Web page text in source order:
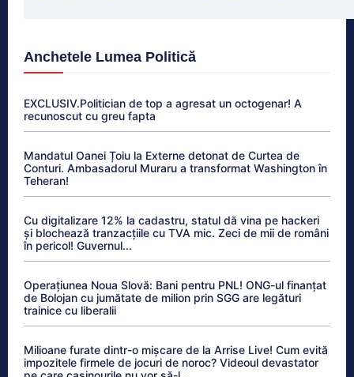
Anchetele Lumea Politică
EXCLUSIV.Politician de top a agresat un octogenar! A
recunoscut cu greu fapta
Mandatul Oanei Țoiu la Externe detonat de Curtea de
Conturi. Ambasadorul Muraru a transformat Washington în
Teheran!
Cu digitalizare 12% la cadastru, statul dă vina pe hackeri
și blochează tranzacțiile cu TVA mic. Zeci de mii de români
în pericol! Guvernul...
Operațiunea Noua Slovă: Bani pentru PNL! ONG-ul finanțat
de Bolojan cu jumătate de milion prin SGG are legături
trainice cu liberalii
Milioane furate dintr-o mișcare de la Arrise Live! Cum evită
impozitele firmele de jocuri de noroc? Videoul devastator